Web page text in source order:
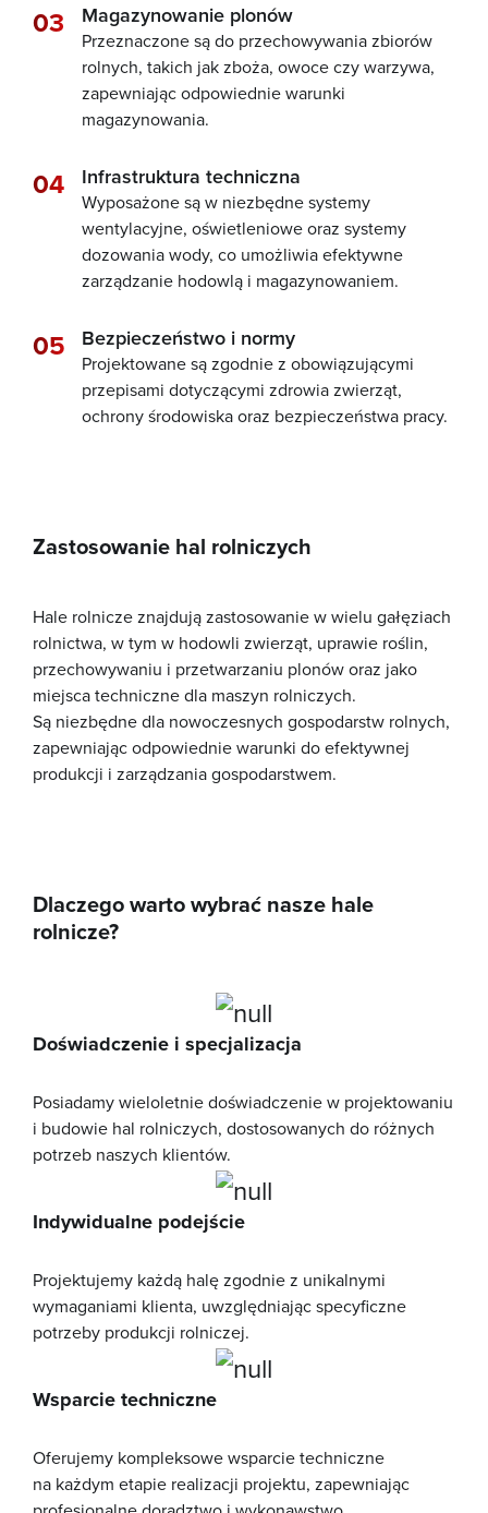
Magazynowanie plonów
Przeznaczone są do przechowywania zbiorów
rolnych, takich jak zboża, owoce czy warzywa,
zapewniając odpowiednie warunki
magazynowania.
Infrastruktura techniczna
Wyposażone są w niezbędne systemy
wentylacyjne, oświetleniowe oraz systemy
dozowania wody, co umożliwia efektywne
zarządzanie hodowlą i magazynowaniem.
Bezpieczeństwo i normy
Projektowane są zgodnie z obowiązującymi
przepisami dotyczącymi zdrowia zwierząt,
ochrony środowiska oraz bezpieczeństwa pracy.
Zastosowanie hal rolniczych
Hale rolnicze znajdują zastosowanie w wielu gałęziach
rolnictwa, w tym w hodowli zwierząt, uprawie roślin,
przechowywaniu i przetwarzaniu plonów oraz jako
miejsca techniczne dla maszyn rolniczych.
Są niezbędne dla nowoczesnych gospodarstw rolnych,
zapewniając odpowiednie warunki do efektywnej
produkcji i zarządzania gospodarstwem.
Dlaczego warto wybrać nasze hale
rolnicze?
Doświadczenie i specjalizacja
Posiadamy wieloletnie doświadczenie w projektowaniu
i budowie hal rolniczych, dostosowanych do różnych
potrzeb naszych klientów.
Indywidualne podejście
Projektujemy każdą halę zgodnie z unikalnymi
wymaganiami klienta, uwzględniając specyficzne
potrzeby produkcji rolniczej.
Wsparcie techniczne
Oferujemy kompleksowe wsparcie techniczne
na każdym etapie realizacji projektu, zapewniając